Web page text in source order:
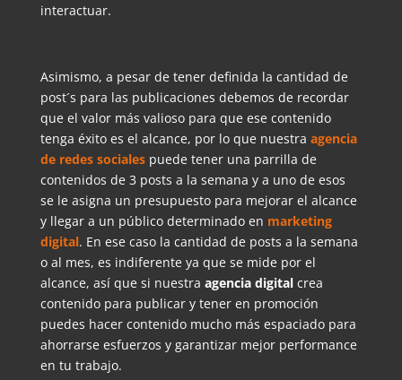
interactuar.
Asimismo, a pesar de tener definida la cantidad de
post´s para las publicaciones debemos de recordar
que el valor más valioso para que ese contenido
tenga éxito es el alcance, por lo que nuestra agencia
de redes socialespuede tener una parrilla de
contenidos de 3 posts a la semana y a uno de esos
se le asigna un presupuesto para mejorar el alcance
y llegar a un público determinado en marketing
digital. En ese caso la cantidad de posts a la semana
o al mes, es indiferente ya que se mide por el
alcance, así que si nuestra agencia digitalcrea
contenido para publicar y tener en promoción
puedes hacer contenido mucho más espaciado para
ahorrarse esfuerzos y garantizar mejor performance
en tu trabajo.